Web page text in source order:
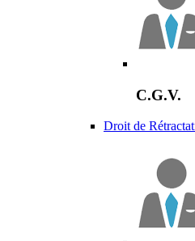
C.G.V.
Droit de